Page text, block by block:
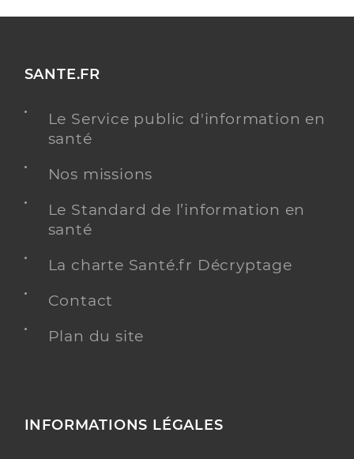
SANTE.FR
Le Service public d'information en
santé
Nos missions
Le Standard de l’information en
santé
La charte Santé.fr Décryptage
Contact
Plan du site
INFORMATIONS LÉGALES